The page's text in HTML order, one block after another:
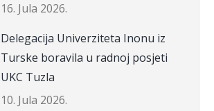
16. Jula 2026.
Delegacija Univerziteta Inonu iz
Turske boravila u radnoj posjeti
UKC Tuzla
10. Jula 2026.